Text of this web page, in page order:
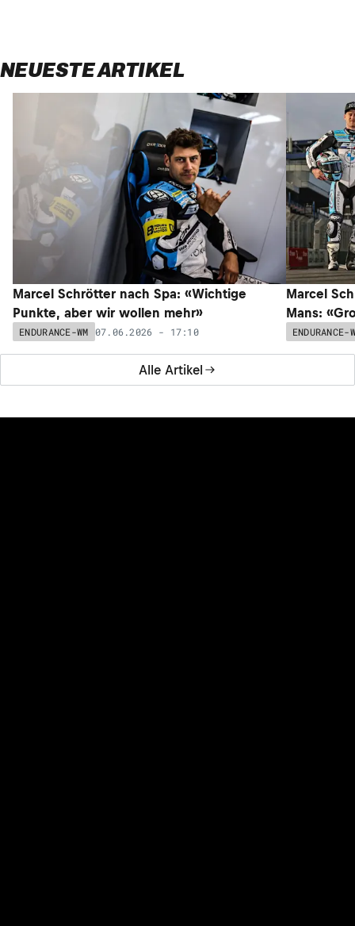
NEUESTE ARTIKEL
Alle Artikel
Marcel Schrötter nach Spa: «Wichtige
Punkte, aber wir wollen mehr»
ENDURANCE-WM 07.06.2026 - 17:10
Marcel
Mans:
ENDURANCE-